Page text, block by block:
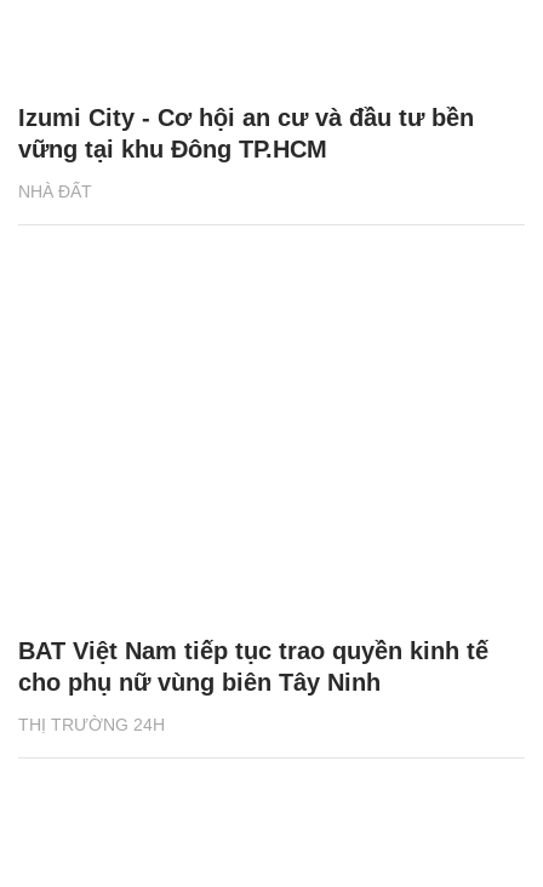
NHÀ ĐẤT
Izumi City - Cơ hội an cư và đầu tư bền
vững tại khu Đông TP.HCM
THỊ TRƯỜNG 24H
BAT Việt Nam tiếp tục trao quyền kinh tế
cho phụ nữ vùng biên Tây Ninh